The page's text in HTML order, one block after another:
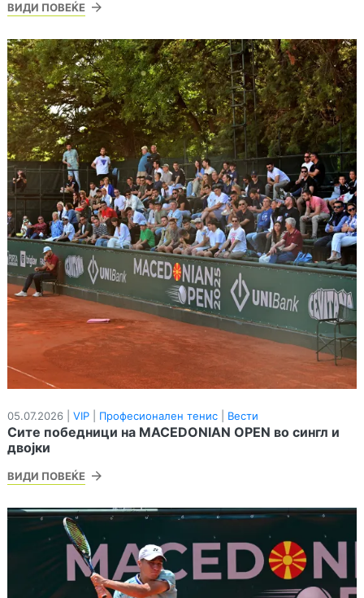
ВИДИ ПОВЕЌЕ
05.07.2026 | VIP Професионален тенис Вести
Сите победници на MACEDONIAN OPEN во сингл и
двојки
ВИДИ ПОВЕЌЕ